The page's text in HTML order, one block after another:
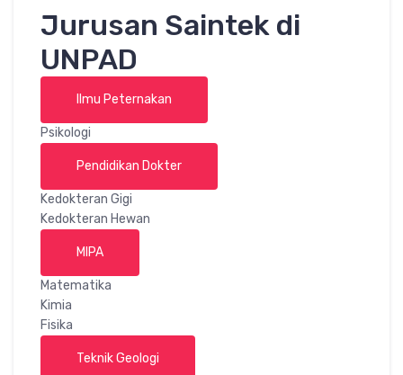
Jurusan Saintek di
UNPAD
Ilmu Peternakan
Psikologi
Pendidikan Dokter
Kedokteran Gigi
Kedokteran Hewan
MIPA
Matematika
Kimia
Fisika
Teknik Geologi